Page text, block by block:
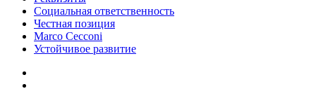
Социальная ответственность
Честная позиция
Marco Cecconi
Устойчивое развитие